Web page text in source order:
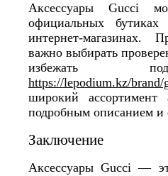
Аксессуары Gucci
официальных
интернет-магазинах.
важно выбирать
избежать
https://lepodium.kz/brand/
широкий ассортимент
подробным описанием и
Заключение
Аксессуары Gucci —